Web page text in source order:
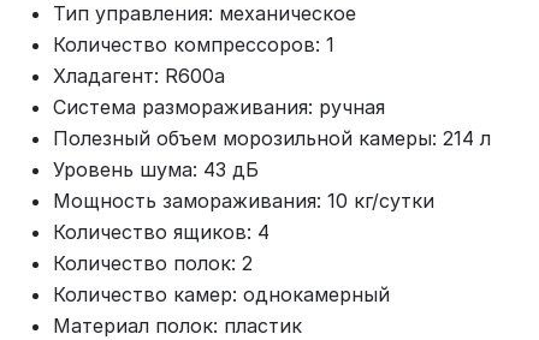
Тип управления: механическое
Количество компрессоров: 1
Хладагент: R600a
Система размораживания: ручная
Полезный объем морозильной камеры: 214 л
Уровень шума: 43 дБ
Мощность замораживания: 10 кг/сутки
Количество ящиков: 4
Количество полок: 2
Количество камер: однокамерный
Материал полок: пластик